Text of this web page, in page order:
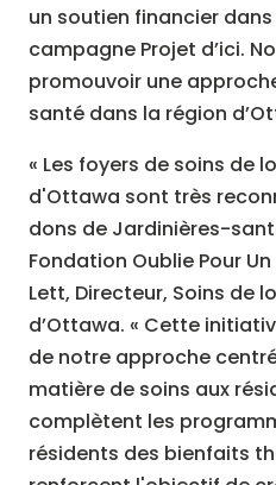
un soutien financier
campagne Projet d’ici.
promouvoir une
santé dans la région
« Les foyers de soins de
d'Ottawa sont très
dons de Jardinières-
Fondation Oublie Pour
Lett, Directeur, Soins de
d’Ottawa. « Cette
de notre approche
matière de soins aux
complètent les
résidents des bienfaits